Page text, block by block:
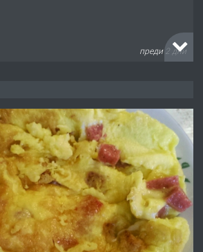
преди 2 дни
градската градина!
преди 2 дни
ПРОСТОРЕН ТРИСТАЕН
АПАРТАМЕНТ В НОВА СГРАДА КВ.
КУБА
преди 3 дни